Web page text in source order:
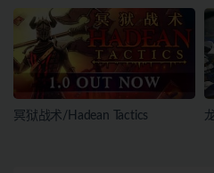
Definitive Edition
冥狱战术/Hadean Tactics